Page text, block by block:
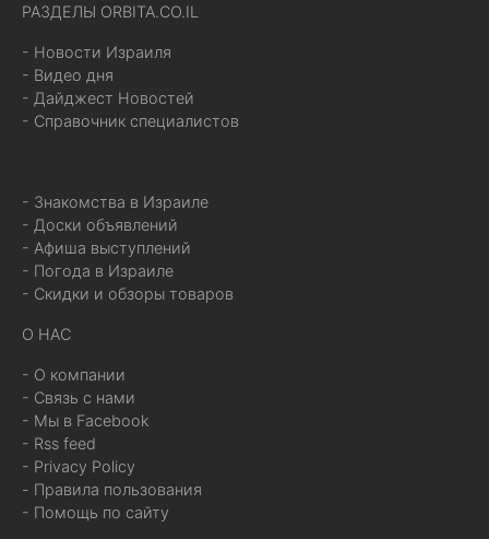
РАЗДЕЛЫ ORBITA.CO.IL
- Новости Израиля
- Видео дня
- Дайджест Новостей
- Справочник специалистов
- Знакомства в Израиле
- Доски объявлений
- Афиша выступлений
- Погода в Израиле
- Скидки и обзоры товаров
О НАС
- О компании
- Связь с нами
- Мы в Facebook
- Rss feed
- Privacy Policy
- Правила пользования
- Помощь по сайту